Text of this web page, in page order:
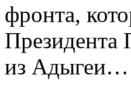
фронта,
Президента
из Адыгеи…